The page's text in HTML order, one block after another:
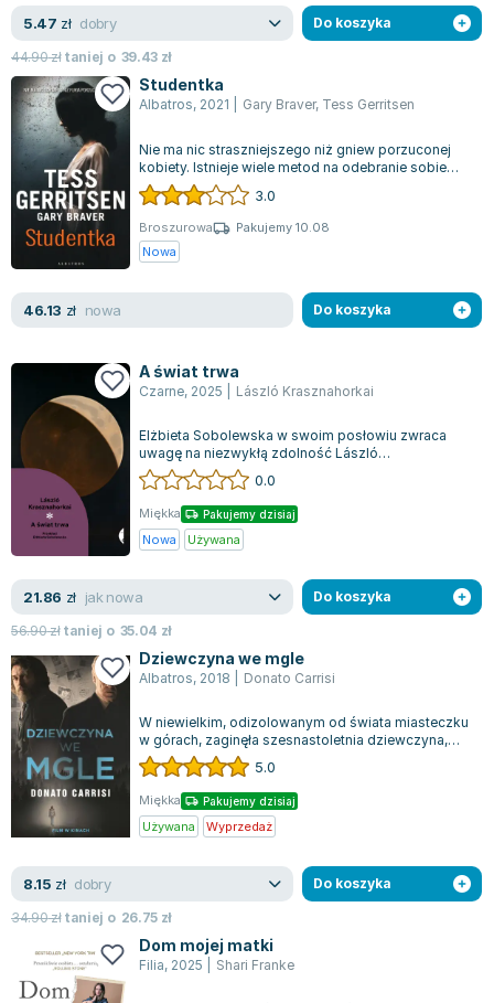
5.47 zł dobry
44.90złtaniej o 39.43 zł
Do koszyka
Studentka
Albatros, 2021 Gary Braver, Tess Gerritsen
Nie ma nic straszniejszego niż gniew porzuconej
kobiety. Istnieje wiele metod na odebranie sobie
życia, a detektyw Frankie Loomis...
3.0
Broszurowa
Pakujemy 10.08
Nowa
46.13 zł nowa Do koszyka
A świat trwa
Czarne, 2025 László Krasznahorkai
Elżbieta Sobolewska w swoim posłowiu zwraca
uwagę na niezwykłą zdolność László
Krasznahorkaiego do eksplorowania ludzkiej
wyobraźn...
0.0
Miękka Pakujemy dzisiaj
Nowa Używana
21.86 zł jak nowa
56.90złtaniej o 35.04 zł
Do koszyka
Dziewczyna we mgle
Albatros, 2018 Donato Carrisi
W niewielkim, odizolowanym od świata miasteczku
w górach, zaginęła szesnastoletnia dziewczyna,
wywołując szok wśród miejscowej spo...
5.0
Miękka Pakujemy dzisiaj
Używana Wyprzedaż
8.15 zł dobry
34.90złtaniej o 26.75 zł
Do koszyka
Dom mojej matki
Filia, 2025 Shari Franke